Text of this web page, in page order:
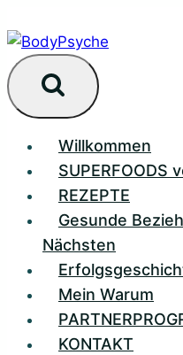
Inhalt
springen
Willkommen
SUPERFOODS
REZEPTE
Gesunde
Nächsten
Mein Warum
KONTAKT